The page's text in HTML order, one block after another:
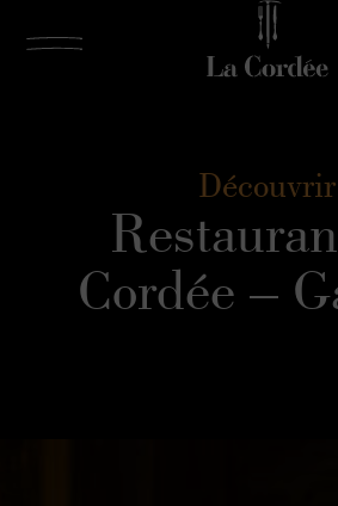
Découvrir
Cordée –